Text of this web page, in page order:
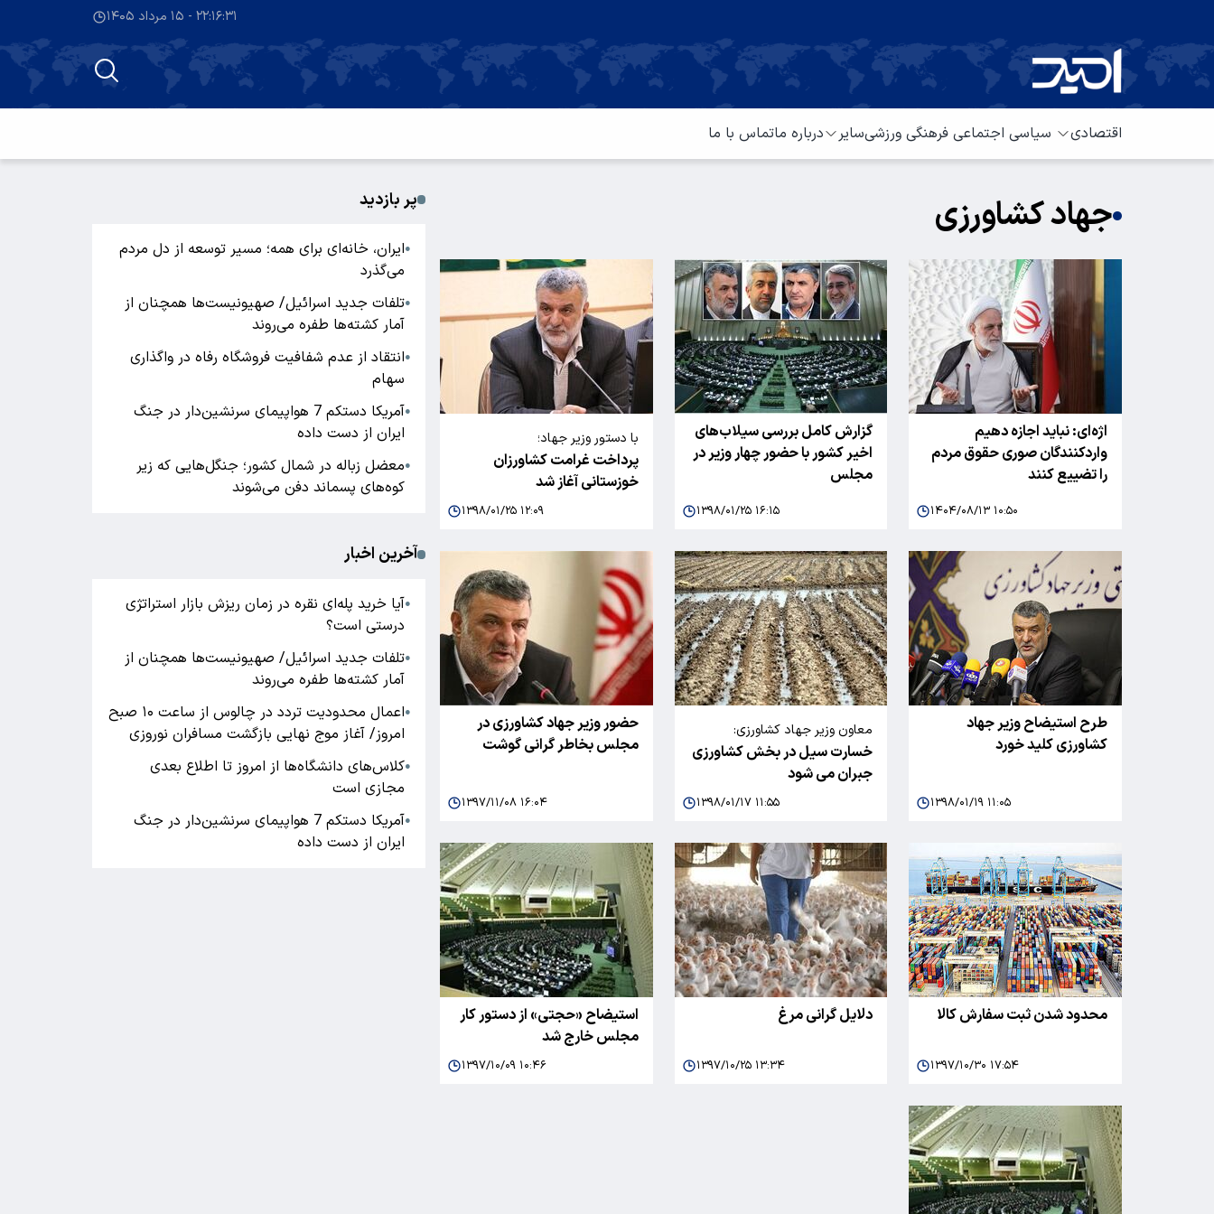
۲۲:۱۶:۳۱ - ۱۵ مرداد ۱۴۰۵
اقتصادی سیاسی اجتماعی فرهنگی ورزشیسایر درباره ماتماس با ما
جهاد کشاورزی
اژه‌ای: نباید اجازه دهیم
واردکنندگان صوری حقوق مردم
را تضییع کنند
۱۴۰۴/۰۸/۱۳ ۱۰:۵۰
گزارش کامل بررسی سیلاب‌های
اخیر کشور با حضور چهار وزیر در
مجلس
۱۳۹۸/۰۱/۲۵ ۱۶:۱۵
با دستور وزیر جهاد؛
پرداخت غرامت کشاورزان
خوزستانی آغاز شد
۱۳۹۸/۰۱/۲۵ ۱۲:۰۹
طرح استیضاح وزیر جهاد
کشاورزی کلید خورد
۱۳۹۸/۰۱/۱۹ ۱۱:۰۵
معاون وزیر جهاد کشاورزی:
خسارت سیل در بخش کشاورزی
جبران می شود
۱۳۹۸/۰۱/۱۷ ۱۱:۵۵
حضور وزیر جهاد کشاورزی در
مجلس بخاطر گرانی گوشت
۱۳۹۷/۱۱/۰۸ ۱۶:۰۴
محدود شدن ثبت سفارش کالا
۱۳۹۷/۱۰/۳۰ ۱۷:۵۴
دلایل گرانی مرغ
۱۳۹۷/۱۰/۲۵ ۱۳:۳۴
استیضاح «حجتی» از دستور کار
مجلس خارج شد
۱۳۹۷/۱۰/۰۹ ۱۰:۴۶
پر بازدید
●ایران، خانه‌ای برای همه؛ مسیر توسعه از دل مردم
می‌گذرد
●تلفات جدید اسرائیل/ صهیونیست‌ها همچنان از
آمار کشته‌ها طفره می‌روند
●انتقاد از عدم شفافیت فروشگاه رفاه در واگذاری
سهام
●
آمریکا دستکم 7 هواپیمای سرنشین‌دار در جنگ
ایران از دست داده
●معضل زباله در شمال کشور؛ جنگل‌هایی که زیر
کوه‌های پسماند دفن می‌شوند
آخرین اخبار
●آیا خرید پله‌ای نقره در زمان ریزش بازار استراتژی
درستی است؟
●تلفات جدید اسرائیل/ صهیونیست‌ها همچنان از
آمار کشته‌ها طفره می‌روند
●
اعمال محدودیت تردد در چالوس از ساعت ۱۰ صبح
امروز/ آغاز موج نهایی بازگشت مسافران نوروزی
●کلاس‌های دانشگاه‌ها از امروز تا اطلاع بعدی
مجازی است
●
آمریکا دستکم 7 هواپیمای سرنشین‌دار در جنگ
ایران از دست داده